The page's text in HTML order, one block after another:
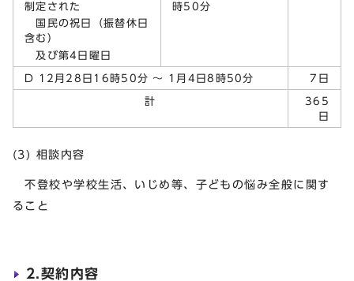
制定された
国民の祝日（振替休日
含む）
及び第4日曜日
時50分
D 12月28日16時50分 ～ 1月4日8時50分 7日
計
365
日
(3) 相談内容
不登校や学校生活、いじめ等、子どもの悩み全般に関す
ること
2.契約内容